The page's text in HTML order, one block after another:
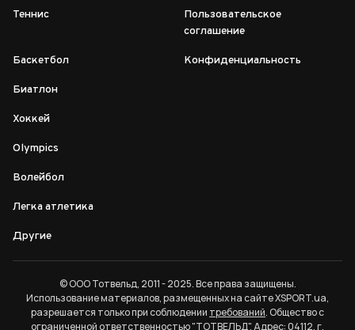
Теннис
Баскетбол
Биатлон
Хоккей
Olympics
Волейбол
Легка атлетика
Другие
Пользовательское
соглашение
Конфиденциальность
© ООО Тотвельд, 2011 - 2025. Все права защищены.
Использование материалов, размещенных на сайте XSPORT.ua,
разрешается только при соблюдении требований. Общество с
ограниченной ответственностью "ТОТВЕЛЬД". Адрес: 04112, г.